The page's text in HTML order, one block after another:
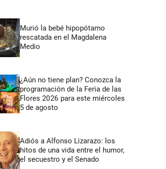
Murió la bebé hipopótamo
rescatada en el Magdalena
Medio
¿Aún no tiene plan? Conozca la
programación de la Feria de las
Flores 2026 para este miércoles
5 de agosto
Adiós a Alfonso Lizarazo: los
hitos de una vida entre el humor,
el secuestro y el Senado